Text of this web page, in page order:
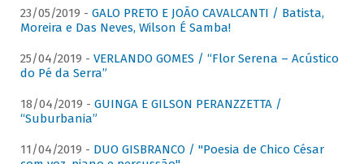
23/05/2019 - GALO PRETO E JOÃO CAVALCANTI / Batista,
Moreira e Das Neves, Wilson É Samba!
25/04/2019 - VERLANDO GOMES / “Flor Serena – Acústico
do Pé da Serra”
18/04/2019 - GUINGA E GILSON PERANZZETTA /
“Suburbania”
11/04/2019 - DUO GISBRANCO / "Poesia de Chico César